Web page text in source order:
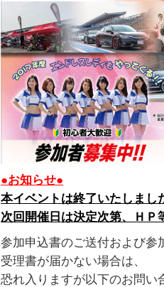
●お知らせ●
本イベントは終了いたしまし
次回開催日は決定次第、ＨＰ
参加申込書のご送付および参
受理書が届かない場合は、
恐れ入りますが以下のお問い